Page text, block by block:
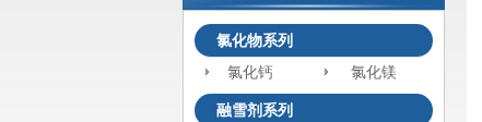
氯化物系列
氯化钙 氯化镁
融雪剂系列